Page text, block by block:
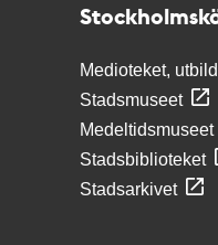
Medioteket,
Stadsmuseet
Medeltidsmuseet
Stadsbiblioteket
Stadsarkivet